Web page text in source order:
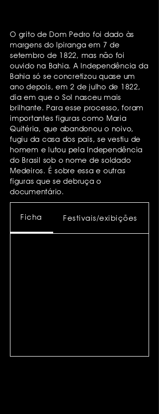
O grito de Dom Pedro foi dado às
margens do Ipiranga em 7 de
setembro de 1822, mas não foi
ouvido na Bahia. A Independência da
Bahia só se concretizou quase um
ano depois, em 2 de julho de 1822,
dia em que o Sol nasceu mais
brilhante. Para esse processo, foram
importantes figuras como Maria
Quitéria, que abandonou o noivo,
fugiu da casa dos pais, se vestiu de
homem e lutou pela Independência
do Brasil sob o nome de soldado
Medeiros. É sobre essa e outras
figuras que se debruça o
documentário.
Ficha Festivais/exibições